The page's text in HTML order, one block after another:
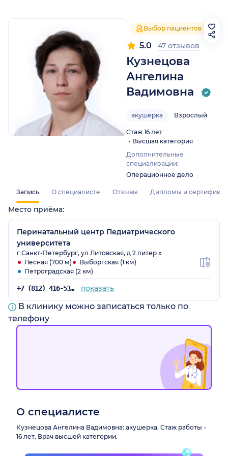
Выбор пациентов 2025
Кузнецова
Ангелина
Вадимовна
5.0 47 отзывов
акушерка Взрослый
Стаж 16 лет
Высшая категория
Дополнительные
специализации:
Операционное дело
Запись О специалисте Отзывы Дипломы и
Место приёма:
Перинатальный центр Педиатрического
университета
г Санкт-Петербург, ул Литовская, д 2 литер х
Лесная (700 м)
Выборгская (1 км)
Петроградская (2 км)
+7 (812) 416-53-00 показать
В клинику можно записаться только по
телефону
О специалисте
Кузнецова Ангелина Вадимовна: акушерка. Стаж работы -
16 лет. Врач высшей категории.